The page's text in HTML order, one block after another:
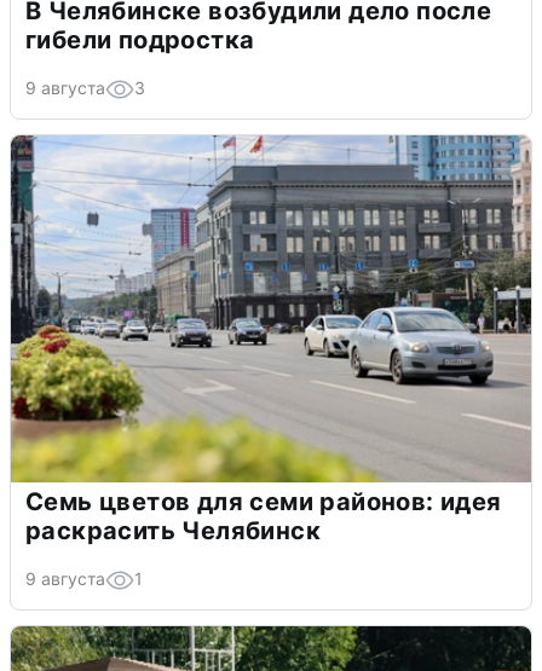
В Челябинске возбудили дело после
гибели подростка
9 августа 3
Семь цветов для семи районов: идея
раскрасить Челябинск
9 августа 1